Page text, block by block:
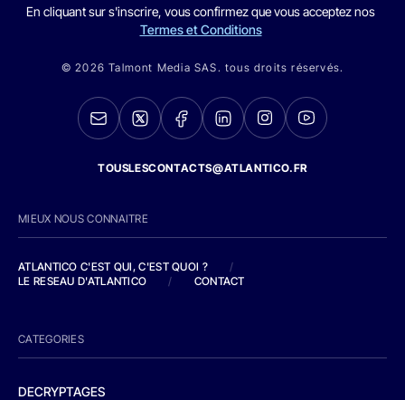
En cliquant sur s'inscrire, vous confirmez que vous acceptez nos
Termes et Conditions
© 2026 Talmont Media SAS. tous droits réservés.
TOUSLESCONTACTS@ATLANTICO.FR
MIEUX NOUS CONNAITRE
ATLANTICO C'EST QUI, C'EST QUOI ?
/
LE RESEAU D'ATLANTICO
/ CONTACT
CATEGORIES
DECRYPTAGES